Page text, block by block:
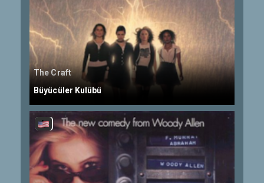
The Craft
Büyücüler Kulübü